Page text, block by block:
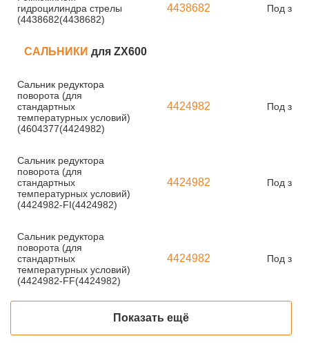
гидроцилиндра стрелы
(4438682(4438682)
4438682 Под
САЛЬНИКИ для ZX600
Сальник редуктора
поворота (для
стандартных
температурных условий)
(4604377(4424982)
4424982 Под
Сальник редуктора
поворота (для
стандартных
температурных условий)
(4424982-FI(4424982)
4424982 Под
Сальник редуктора
поворота (для
стандартных
температурных условий)
(4424982-FF(4424982)
4424982 Под
Показать ещё